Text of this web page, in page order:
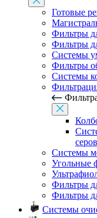
Готовые
Фильтры
Фильтры
Системы
Фильтры
Системы
Системы
Угольные
Фильтры
Фильтры
Системы